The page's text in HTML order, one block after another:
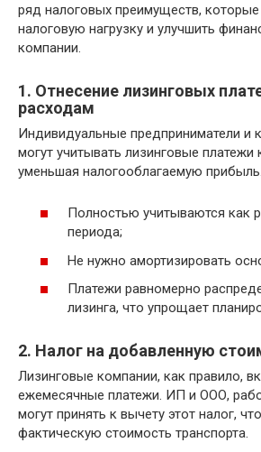
ряд налоговых преимуществ,
налоговую нагрузку и улучшить
компании.
1. Отнесение лизинговых
расходам
Индивидуальные предприниматели и
могут учитывать лизинговые платежи
уменьшая налогооблагаемую
Полностью учитываются как
периода;
Не нужно амортизировать
Платежи равномерно
лизинга, что упрощает
2. Налог на добавленную
Лизинговые компании, как правило,
ежемесячные платежи. ИП и ООО,
могут принять к вычету этот налог,
фактическую стоимость транспорта.